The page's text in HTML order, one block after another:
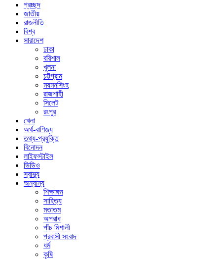
প্রচ্ছদ
জাতীয়
রাজনীতি
বিশ্ব
সারাদেশ
ঢাকা
বরিশাল
খুলনা
চট্টগ্রাম
ময়মনসিংহ
রাজশাহী
সিলেট
রংপুর
খেলা
অর্থ-বাণিজ্য
তথ্য-প্রযুক্তি
বিনোদন
লাইফস্টাইল
ভিডিও
স্বাস্থ্য
অন্যান্য
শিক্ষাঙ্গন
সাহিত্য
মতাতম
অপরাধ
পাঁচ মিশালী
প্রবাসী সংবাদ
ধর্ম
কৃষি